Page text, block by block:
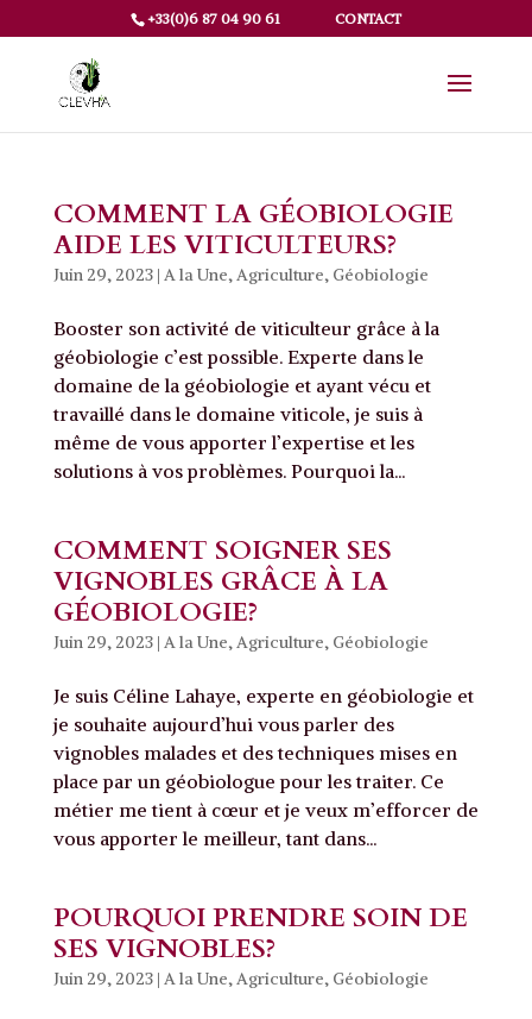
+33(0)6 87 04 90 61 CONTACT
COMMENT LA GÉOBIOLOGIE
AIDE LES VITICULTEURS?
Juin 29, 2023| A la Une,Agriculture, Géobiologie
Booster son activité de viticulteur grâce à la
géobiologie c’est possible. Experte dans le
domaine de la géobiologie et ayant vécu et
travaillé dans le domaine viticole, je suis à
même de vous apporter l’expertise et les
solutions à vos problèmes. Pourquoi la...
COMMENT SOIGNER SES
VIGNOBLES GRÂCE À LA
GÉOBIOLOGIE?
Juin 29, 2023| A la Une,Agriculture, Géobiologie
Je suis Céline Lahaye, experte en géobiologie et
je souhaite aujourd’hui vous parler des
vignobles malades et des techniques mises en
place par un géobiologue pour les traiter. Ce
métier me tient à cœur et je veux m’efforcer de
vous apporter le meilleur, tant dans...
POURQUOI PRENDRE SOIN DE
SES VIGNOBLES?
Juin 29, 2023| A la Une,Agriculture, Géobiologie